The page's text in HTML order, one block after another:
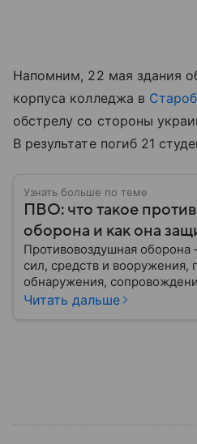
Напомним, 22 мая здания
корпуса колледжа в
обстрелу со стороны
В результате погиб 21
Узнать больше по теме
ПВО: что такое
оборона и как она
Противовоздушная оборона
сил, средств и вооружения,
обнаружения,
средств воздушного
Читать дальше